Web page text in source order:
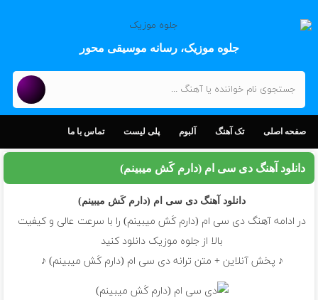
جلوه موزیک، رسانه موسیقی محور
صفحه اصلی تک آهنگ آلبوم پلی لیست تماس با ما
دانلود آهنگ دی سی ام (دارم کَش میبینم)
دانلود آهنگ دی سی ام (دارم کَش میبینم)
در ادامه آهنگ دی سی ام (دارم کَش میبینم) را با سرعت عالی و کیفیت
بالا از جلوه موزیک دانلود کنید
♪ پخش آنلاین + متن ترانه دی سی ام (دارم کَش میبینم) ♪